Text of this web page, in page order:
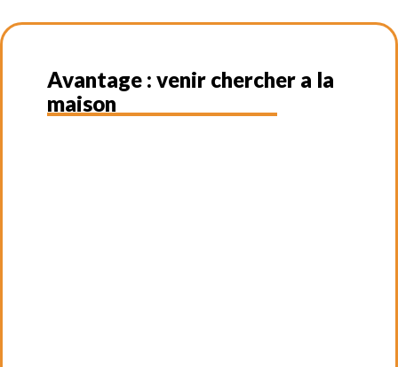
Avantage : venir chercher a la
maison